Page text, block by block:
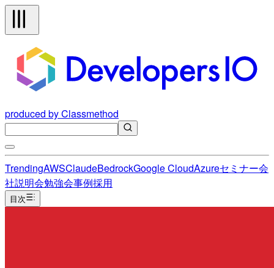
produced by Classmethod
TrendingAWSClaudeBedrockGoogle CloudAzureセミナー会
社説明会勉強会事例採用
目次